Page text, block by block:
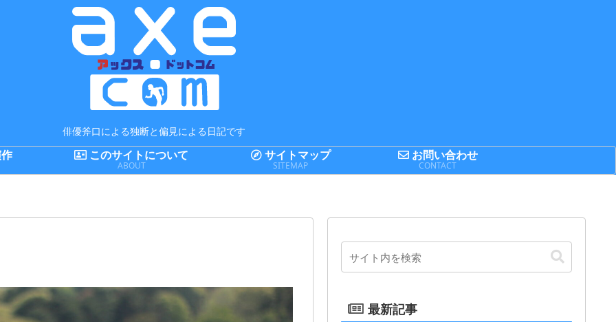
俳優斧口による独断と偏見による日記です
このサイトについて
ABOUT
サイトマップ
SITEMAP
お問い合わせ
CONTACT
最新記事